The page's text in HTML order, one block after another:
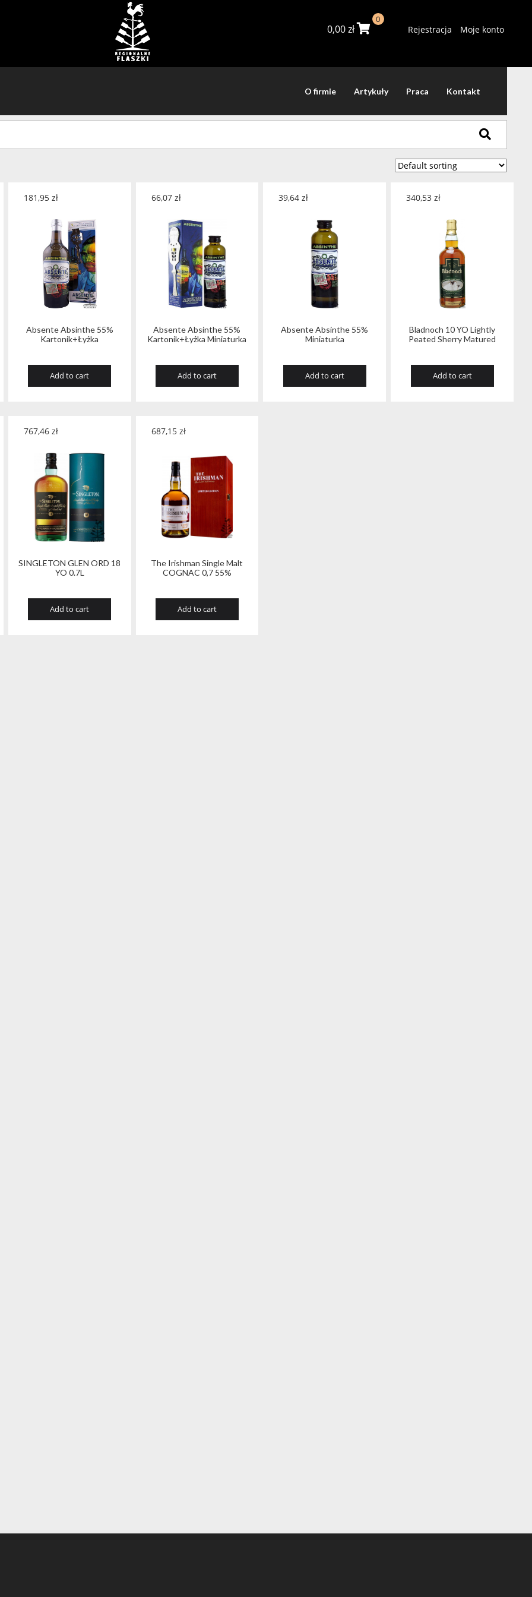
0,00zł
0
Rejestracja Moje konto
O firmie Artykuły Praca Kontakt
Absente Absinthe 55%
Kartonik+Łyżka
181,95 zł
Add to cart
Absente Absinthe 55%
Kartonik+Łyżka Miniaturka
66,07 zł
Add to cart
Absente Absinthe 55%
Miniaturka
39,64zł
Add to cart
Bladnoch 10 YO Lightly
Peated Sherry Matured
340,53zł
Add to cart
SINGLETON GLEN ORD 18
YO 0.7L
767,46 zł
Add to cart
The Irishman Single Malt
COGNAC 0,7 55%
687,15 zł
Add to cart